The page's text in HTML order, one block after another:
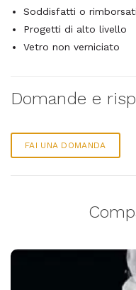
Soddisfatti o rimborsati
Progetti di alto livello
Vetro non verniciato
Domande e
FAI UNA DOMANDA